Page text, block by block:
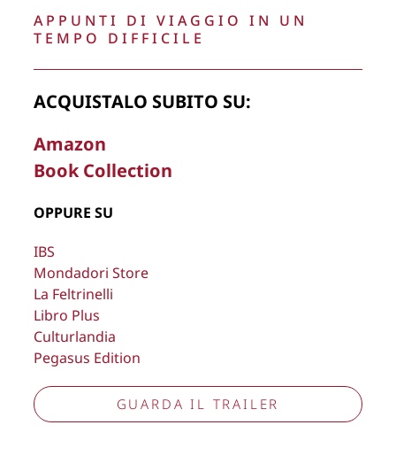
rimuovere, oscurare, modificare, immagini e testi del sito, a
propria discrezione.
Cookie PolicyPrivacy Policy
APPUNTI DI VIAGGIO IN UN
TEMPO DIFFICILE
ACQUISTALO SUBITO SU:
Amazon
Book Collection
OPPURE SU
IBS
Mondadori Store
La Feltrinelli
Libro Plus
Culturlandia
Pegasus Edition
GUARDA IL TRAILER